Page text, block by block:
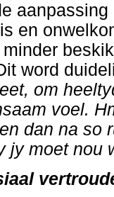
en
word
om
voel.
dan na so
jy moet nou